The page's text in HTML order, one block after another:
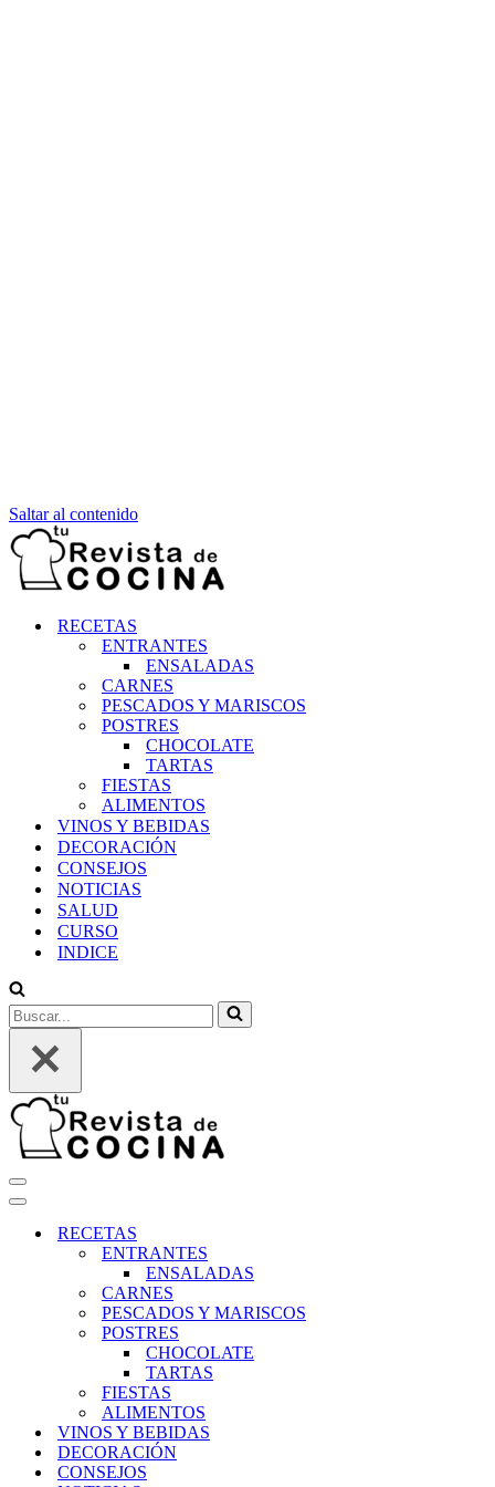
Saltar al contenido
RECETAS
ENTRANTES
ENSALADAS
CARNES
PESCADOS Y MARISCOS
POSTRES
CHOCOLATE
TARTAS
FIESTAS
ALIMENTOS
VINOS Y BEBIDAS
DECORACIÓN
CONSEJOS
NOTICIAS
SALUD
CURSO
INDICE
Buscar...
Menú
de
Menú
navegaciónRECETAS
ENTRANTES
ENSALADAS
CARNES
PESCADOS Y MARISCOS
POSTRES
CHOCOLATE
TARTAS
FIESTAS
ALIMENTOS
VINOS Y BEBIDAS
DECORACIÓN
CONSEJOS